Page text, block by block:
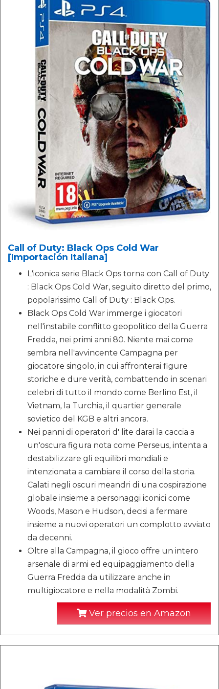
Call of Duty: Black Ops Cold War
[Importación Italiana]
L'iconica serie Black Ops torna con Call of Duty
: Black Ops Cold War, seguito diretto del primo,
popolarissimo Call of Duty : Black Ops.
Black Ops Cold War immerge i giocatori
nell'instabile conflitto geopolitico della Guerra
Fredda, nei primi anni 80. Niente mai come
sembra nell'avvincente Campagna per
giocatore singolo, in cui affronterai figure
storiche e dure verità, combattendo in scenari
celebri di tutto il mondo come Berlino Est, il
Vietnam, la Turchia, il quartier generale
sovietico del KGB e altri ancora.
Nei panni di operatori d' lite darai la caccia a
un'oscura figura nota come Perseus, intenta a
destabilizzare gli equilibri mondiali e
intenzionata a cambiare il corso della storia.
Calati negli oscuri meandri di una cospirazione
globale insieme a personaggi iconici come
Woods, Mason e Hudson, decisi a fermare
insieme a nuovi operatori un complotto avviato
da decenni.
Oltre alla Campagna, il gioco offre un intero
arsenale di armi ed equipaggiamento della
Guerra Fredda da utilizzare anche in
multigiocatore e nella modalità Zombi.
Ver precios en Amazon